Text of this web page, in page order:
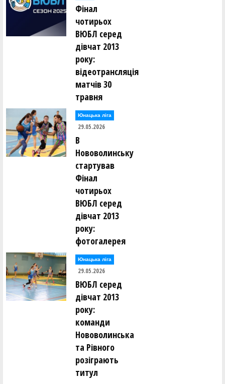
Фінал
чотирьох
ВЮБЛ серед
дівчат 2013
року:
відеотрансляція
матчів 30
травня
Юнацька ліга
29.05.2026
В
Нововолинську
стартував
Фінал
чотирьох
ВЮБЛ серед
дівчат 2013
року:
фотогалерея
Юнацька ліга
29.05.2026
ВЮБЛ серед
дівчат 2013
року:
команди
Нововолинська
та Рівного
розіграють
титул